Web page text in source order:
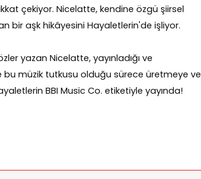
çekiyor. Nicelatte, kendine özgü şiirsel
bir aşk hikâyesini Hayaletlerin'de işliyor.
yazan Nicelatte, yayınladığı ve
bu müzik tutkusu olduğu sürece üretmeye ve
BBI Music Co. etiketiyle yayında!